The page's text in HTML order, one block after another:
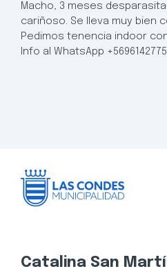
Macho, 3 meses
cariñoso. Se lleva muy bien
Pedimos tenencia indoor
Info al WhatsApp
Catalina San